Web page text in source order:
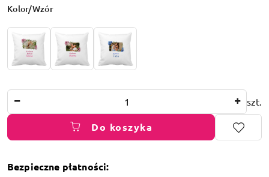
Wariant
Kolor/Wzór
szt.
Do koszyka
Bezpieczne płatności: